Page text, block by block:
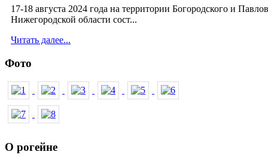
11 сентября 2012
17-18 августа 2024 года на территории Богородского и
Нижегородской области сост...
Читать далее...
Фото
О рогейне